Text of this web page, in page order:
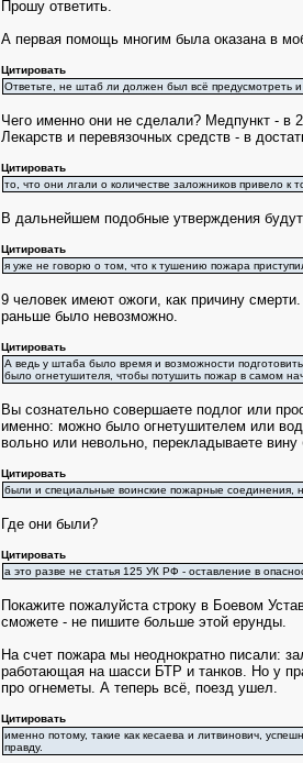
Прошу ответить.
А первая помощь многим была оказана в
Цитировать
Ответьте, не штаб ли должен был всё предусмотреть и
Чего именно они не сделали? Медпункт - в
Лекарств и перевязочных средств - в
Цитировать
то, что они лгали о количестве заложников привело к
В дальнейшем подобные утверждения
Цитировать
я уже не говорю о том, что к тушению пожара
9 человек имеют ожоги, как причину
раньше было невозможно.
Цитировать
А ведь у штаба было время и возможности
было огнетушителя, чтобы потушить пожар в самом
Вы сознательно совершаете подлог или
именно: можно было огнетушителем или
вольно или невольно, перекладываете
Цитировать
были и специальные воинские пожарные соединения,
Где они были?
Цитировать
а это разве не статья 125 УК РФ - оставление в
Покажите пожалуйста строку в Боевом
сможете - не пишите больше этой ерунды.
На счет пожара мы неоднократно писали:
работающая на шасси БТР и танков. Но у
про огнеметы. А теперь всё, поезд ушел.
Цитировать
именно потому, такие как кесаева и литвинович,
правду.